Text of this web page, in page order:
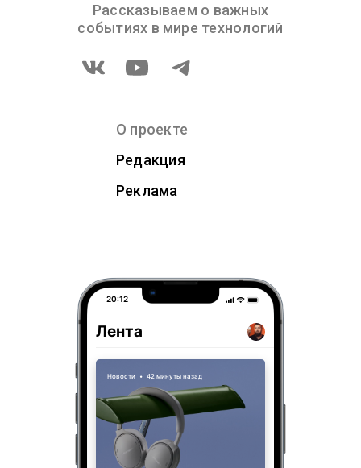
Рассказываем о важных
событиях в мире технологий
О проекте
Редакция
Реклама
20:12
Лента
Новости • 42 минуты назад